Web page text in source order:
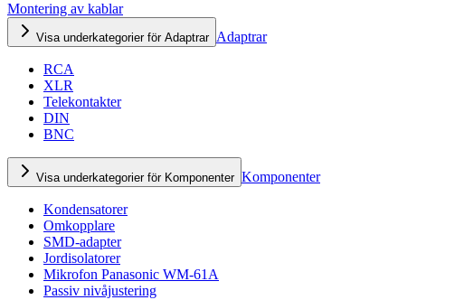
Montering av kablar
Visa underkategorier för Adaptrar Adaptrar
RCA
XLR
Telekontakter
DIN
BNC
Visa underkategorier för Komponenter Komponenter
Kondensatorer
Omkopplare
SMD-adapter
Jordisolatorer
Mikrofon Panasonic WM-61A
Passiv nivåjustering